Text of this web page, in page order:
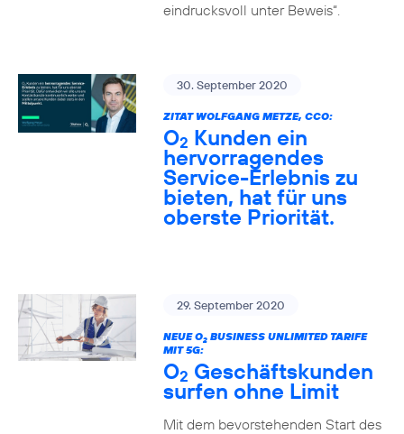
eindrucksvoll unter Beweis“.
30. September 2020
ZITAT WOLFGANG METZE, CCO:
O2 Kunden ein
hervorragendes
Service-Erlebnis zu
bieten, hat für uns
oberste Priorität.
29. September 2020
NEUE O2BUSINESS UNLIMITED TARIFE
MIT 5G:
O2 Geschäftskunden
surfen ohne Limit
Mit dem bevorstehenden Start des